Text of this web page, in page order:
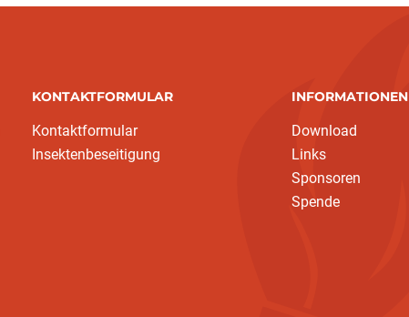
KONTAKTFORMULAR
Kontaktformular
Insektenbeseitigung
INFORMATIONEN
Download
Links
Sponsoren
Spende